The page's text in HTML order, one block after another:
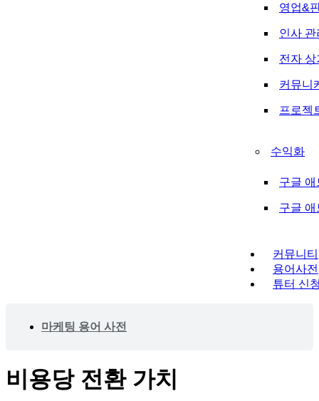
영업&
인사 관
전자 상
커뮤니
프로젝
수익화
구글 애
구글
커뮤니티
용어사전
튜터 신
마케팅 용어 사전
비용당 전환 가치